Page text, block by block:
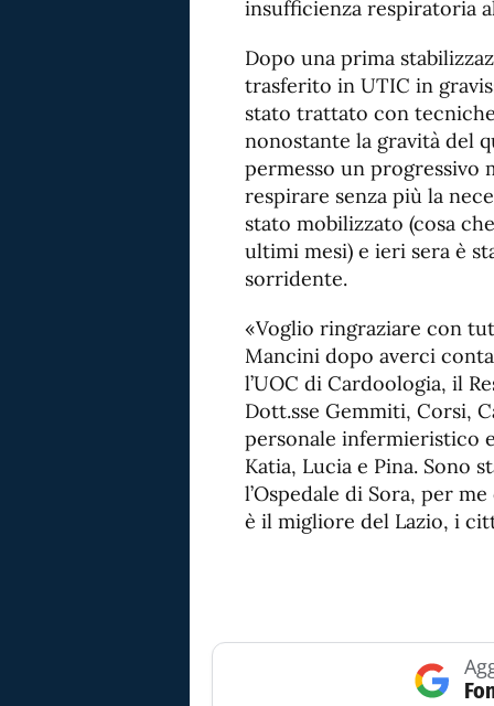
insufficienza respiratoria
Dopo una prima
trasferito in UTIC in
stato trattato con
nonostante la gravità del
permesso un progressivo
respirare senza più la
stato mobilizzato (cosa
ultimi mesi) e ieri sera è
sorridente.
«Voglio ringraziare con
Mancini dopo averci
l’UOC di Cardoologia, il
Dott.sse Gemmiti, Corsi,
personale infermieristico
Katia, Lucia e Pina. Sono
l’Ospedale di Sora, per
è il migliore del Lazio, i